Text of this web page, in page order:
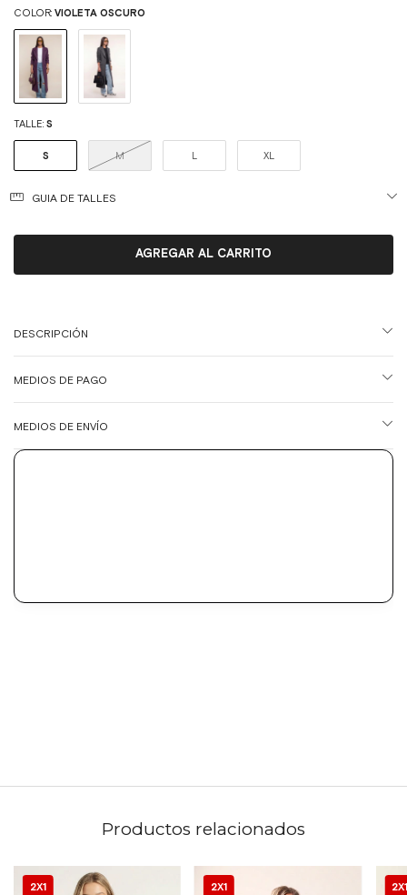
COLOR: VIOLETA OSCURO
TALLE: S
S M L XL
GUIA DE TALLES
DESCRIPCIÓN
MEDIOS DE PAGO
MEDIOS DE ENVÍO
Productos relacionados
2X1 2X1